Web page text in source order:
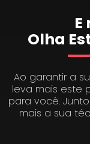
Olha
Ao garantir a
leva mais este
para você.
mais a sua